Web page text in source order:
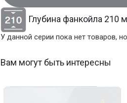
Глубина фанкойла 210
У данной серии пока нет товаров,
Вам могут быть интересны